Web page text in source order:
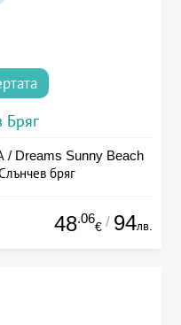
Бряг
/ Dreams Sunny Beach
бряг
48.06
€ / 94лв.